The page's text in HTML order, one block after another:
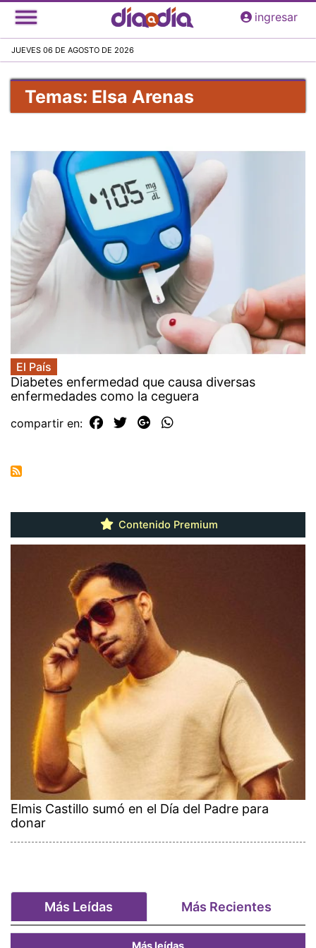
Pasar
al
principal
ingresar
JUEVES 06 DE AGOSTO DE 2026
Temas: Elsa Arenas
El País
Diabetes enfermedad que causa diversas
enfermedades como la ceguera
compartir en:
Contenido Premium
Elmis Castillo sumó en el Día del Padre para
donar
Más Leídas Más Recientes